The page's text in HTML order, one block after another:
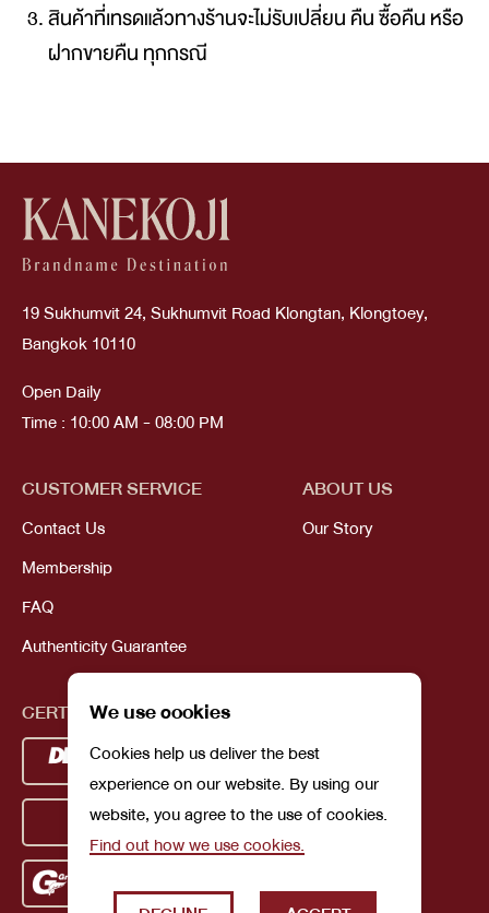
สินค้าที่เทรดแล้วทางร้านจะไม่รับเปลี่ยน คืน ซื้อคืน หรือ
ฝากขายคืน ทุกกรณี
We use cookies
Cookies help us deliver the best
experience on our website. By using our
website, you agree to the use of cookies.
Find out how we use cookies.
19 Sukhumvit 24, Sukhumvit Road Klongtan, Klongtoey,
Bangkok 10110
Open Daily
Time : 10:00 AM - 08:00 PM
CUSTOMER SERVICE
Contact Us
Membership
FAQ
Authenticity Guarantee
ABOUT US
Our Story
CERTIFICATIONS